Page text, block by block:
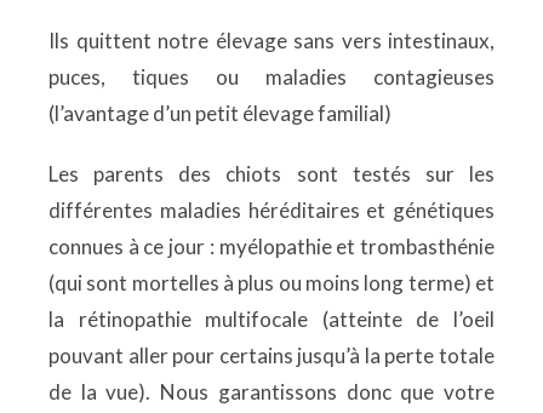
Ils quittent notre élevage sans vers intestinaux,
puces, tiques ou maladies contagieuses
(l’avantage d’un petit élevage familial)
Les parents des chiots sont testés sur les
différentes maladies héréditaires et génétiques
connues à ce jour : myélopathie et trombasthénie
(qui sont mortelles à plus ou moins long terme) et
la rétinopathie multifocale (atteinte de l’oeil
pouvant aller pour certains jusqu’à la perte totale
de la vue). Nous garantissons donc que votre